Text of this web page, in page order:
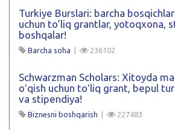
Turkiye Burslari: barcha
uchun to’liq grantlar, yotoqxona,
boshqalar!
Barcha soha | 236102
Schwarzman Scholars: Xitoyda
oʻqish uchun toʻliq grant, bepul
va stipendiya!
Biznesni boshqarish | 227483